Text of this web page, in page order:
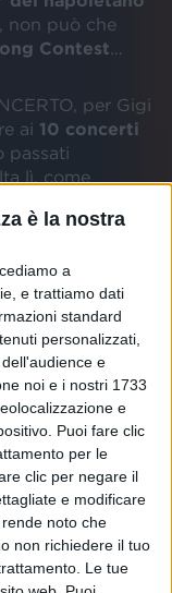
è la nostra
a
e trattiamo dati
standard
personalizzati,
e
noi e i nostri 1733
e
Puoi fare clic
per le
clic per negare il
e modificare
rende noto che
non richiedere il tuo
Le tue
non può che
Contest …
per Gigi
ai 10 concerti
passati
lì, come
speciale,
che feci
nella piazza
delle più
è
sarebbero
alla leggera.
ho avuto
indelebile”.
napoletano,ma
da Caserta, ha
comeeccellenza
Campania la